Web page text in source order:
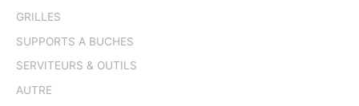
GRILLES
SUPPORTS A BUCHES
SERVITEURS & OUTILS
AUTRE